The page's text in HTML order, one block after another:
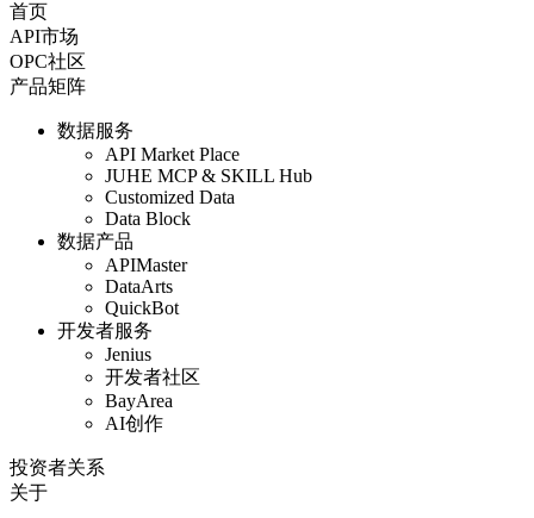
首页
API市场
OPC社区
产品矩阵
数据服务
API Market Place
JUHE MCP & SKILL Hub
Customized Data
Data Block
数据产品
APIMaster
DataArts
QuickBot
开发者服务
Jenius
开发者社区
BayArea
AI创作
投资者关系
关于